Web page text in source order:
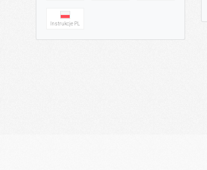
Instrukcje PL